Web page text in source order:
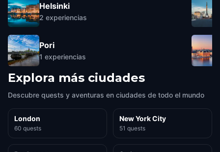
Helsinki
2 experiencias
Pori
1 experiencias
Explora más ciudades
Descubre quests y aventuras en ciudades de todo el mundo
London
60 quests
New York City
51 quests